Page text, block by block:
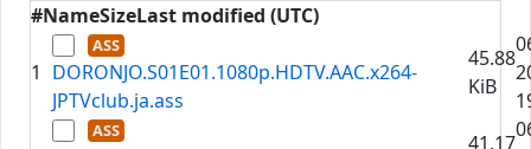
#NameSizeLast modified (UTC)
1 DORONJO.S01E01.1080p.HDTV.AAC.x264-
JPTVclub.ja.ass
45.88
KiB
41.17